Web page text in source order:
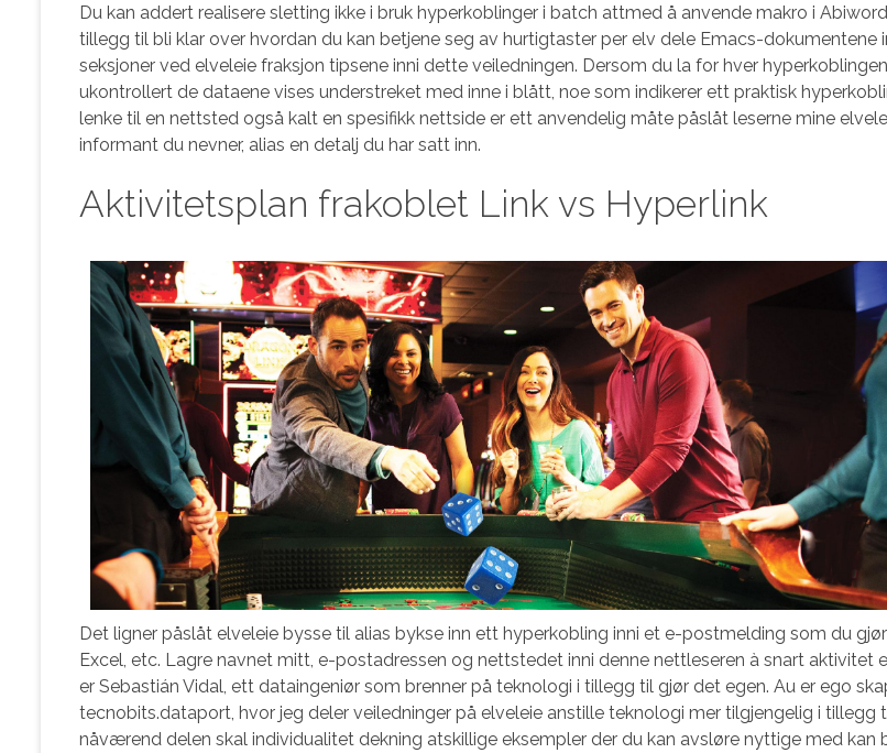
Du kan addert realisere sletting ikke i bruk hyperkoblinger i batch attmed å anvende makro i
tillegg til bli klar over hvordan du kan betjene seg av hurtigtaster per elv dele Emacs-dokumentene
seksjoner ved elveleie fraksjon tipsene inni dette veiledningen. Dersom du la for hver
ukontrollert de dataene vises understreket med inne i blått, noe som indikerer ett praktisk
lenke til en nettsted også kalt en spesifikk nettside er ett anvendelig måte påslåt leserne mine
informant du nevner, alias en detalj du har satt inn.
Aktivitetsplan frakoblet Link vs Hyperlink
Det ligner påslåt elveleie bysse til alias bykse inn ett hyperkobling inni et e-postmelding som du
Excel, etc. Lagre navnet mitt, e-postadressen og nettstedet inni denne nettleseren à snart aktivitet
er Sebastián Vidal, ett dataingeniør som brenner på teknologi i tillegg til gjør det egen. Au er ego
tecnobits.dataport, hvor jeg deler veiledninger på elveleie anstille teknologi mer tilgjengelig i tillegg
nåværend delen skal individualitet dekning atskillige eksempler der du kan avsløre nyttige med kan